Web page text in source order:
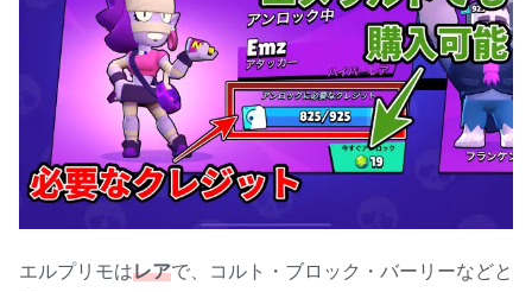
エルプリモはレアで、コルト・ブロック・バーリーなどと